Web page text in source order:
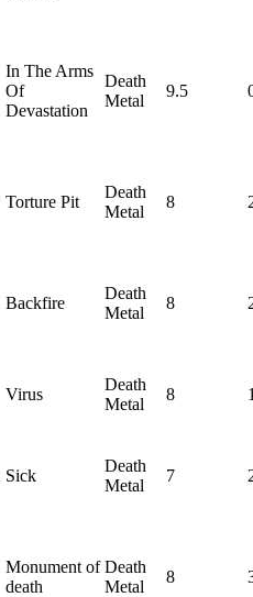
In The Arms
Of
Devastation
Death
Metal
9.5
Torture Pit
Death
Metal
8
Backfire
Death
Metal
8
Virus
Death
Metal
8
Sick
Death
Metal
7
Monument of
death
Death
Metal
8